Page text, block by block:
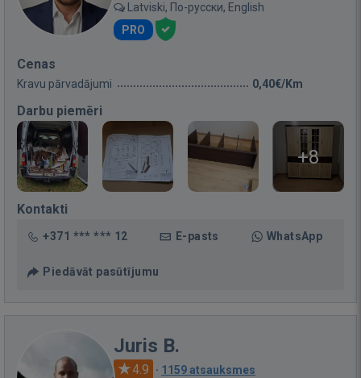
Latviski, По-русски, English
PRO
Cenas
Kravu pārvadājumi 0,40€/Km
Darbu piemēri
+8
Kontakti
+371 *** *** 12 E-pasts WhatsApp
Piedāvāt pasūtījumu
Juris B.
4.9 · 1159 atsauksmes